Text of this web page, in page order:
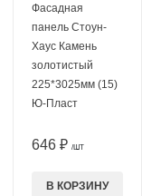
Фасадная
панель Стоун-
Хаус Камень
золотистый
225*3025мм (15)
Ю-Пласт
646 ₽ /ШТ
В КОРЗИНУ